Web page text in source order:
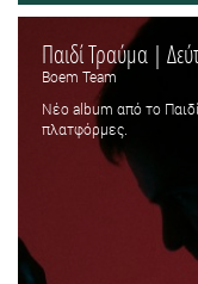
Παιδί Τραύμα |
Boem Team
Νέο album από το
πλατφόρμες.